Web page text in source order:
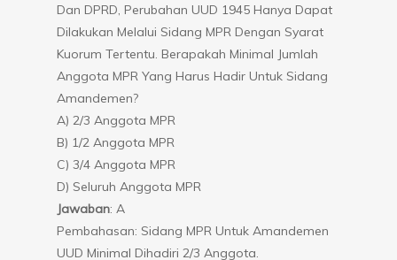
Dan DPRD, Perubahan UUD 1945 Hanya Dapat
Dilakukan Melalui Sidang MPR Dengan Syarat
Kuorum Tertentu. Berapakah Minimal Jumlah
Anggota MPR Yang Harus Hadir Untuk Sidang
Amandemen?
A) 2/3 Anggota MPR
B) 1/2 Anggota MPR
C) 3/4 Anggota MPR
D) Seluruh Anggota MPR
Jawaban: A
Pembahasan: Sidang MPR Untuk Amandemen
UUD Minimal Dihadiri 2/3 Anggota.